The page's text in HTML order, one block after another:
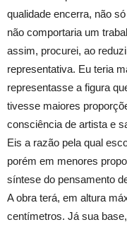
qualidade encerra, não
não comportaria um
assim, procurei, ao
representativa. Eu teria
representasse a figura
tivesse maiores
consciência de artista e
Eis a razão pela qual
porém em menores
síntese do pensamento
A obra terá, em altura
centímetros. Já sua